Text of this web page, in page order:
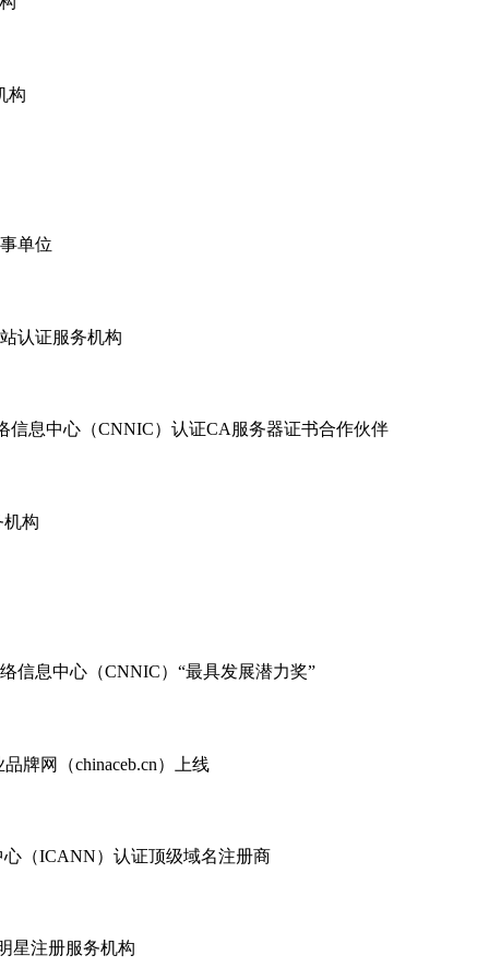
构
单位
认证服务机构
信息中心（CNNIC）认证CA服务器证书合作伙伴
构
信息中心（CNNIC）“最具发展潜力奖”
牌网（chinaceb.cn）上线
（ICANN）认证顶级域名注册商
星注册服务机构